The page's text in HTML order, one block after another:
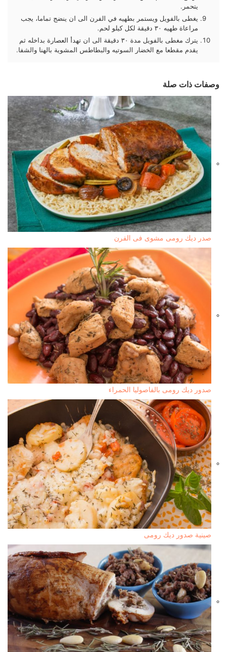
يتحمر.
يغطى بالفويل ويستمر بطهيه في الفرن الى ان ينضج تماما، يجب
مراعاة طهيه ٣٠ دقيقة لكل كيلو لحم.
يترك مغطى بالفويل مدة ٣٠ دقيقة الى ان تهدأ العصارة بداخله ثم
يقدم مقطعا مع الخضار السوتيه والبطاطس المشوية بالهنا والشفا.
وصفات ذات صلة
صدر ديك رومى مشوى فى الفرن
صدور ديك رومى بالفاصوليا الحمراء
صينية صدور ديك رومى